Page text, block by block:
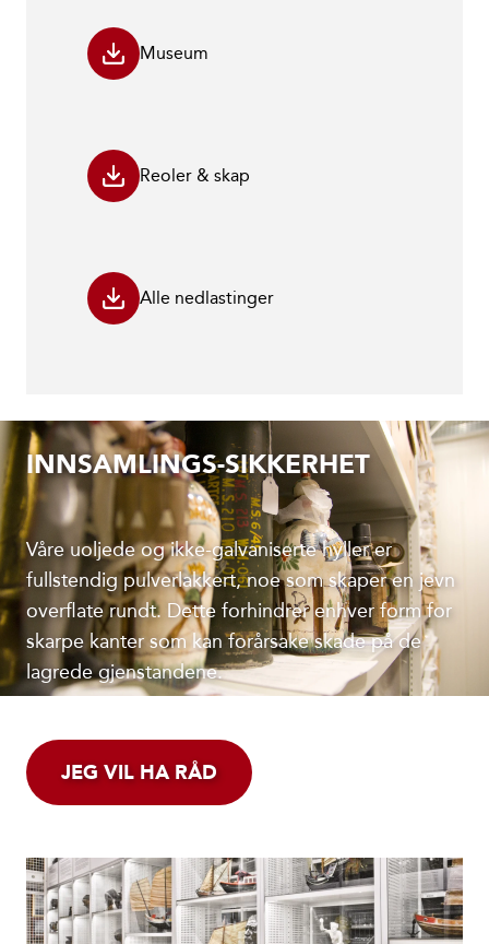
Museum
Reoler & skap
Alle nedlastinger
INNSAMLINGS-SIKKERHET
Våre uoljede og ikke-galvaniserte hyller er
fullstendig pulverlakkert, noe som skaper en jevn
overflate rundt. Dette forhindrer enhver form for
skarpe kanter som kan forårsake skade på de
lagrede gjenstandene.
JEG VIL HA RÅD